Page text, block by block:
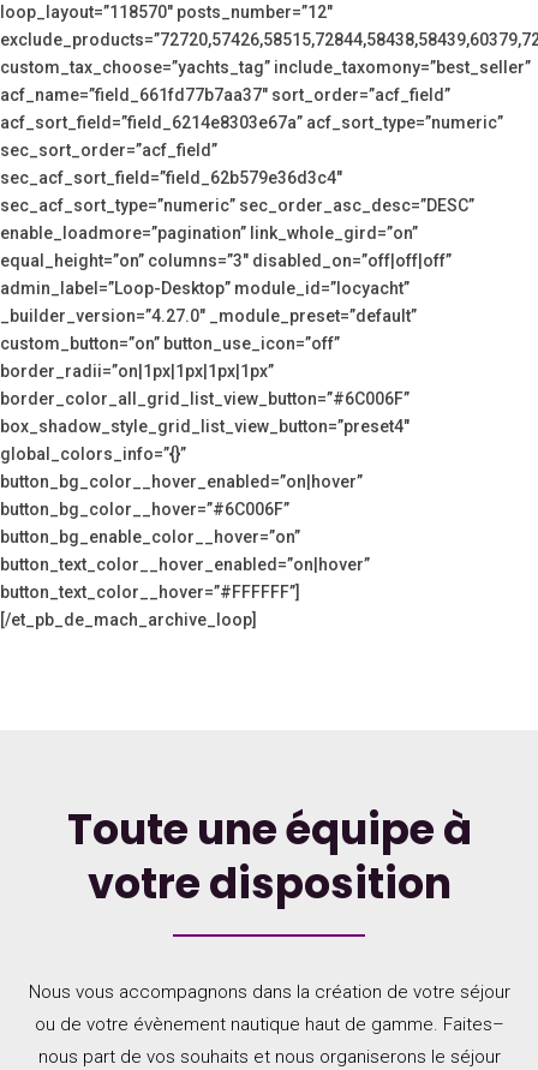
loop_layout=”118570″ posts_number=”12″
custom_tax_choose=”yachts_tag” include_taxomony=”best_seller”
acf_name=”field_661fd77b7aa37″ sort_order=”acf_field”
acf_sort_field=”field_6214e8303e67a” acf_sort_type=”numeric”
sec_sort_order=”acf_field”
sec_acf_sort_field=”field_62b579e36d3c4″
sec_acf_sort_type=”numeric” sec_order_asc_desc=”DESC”
enable_loadmore=”pagination” link_whole_gird=”on”
equal_height=”on” columns=”3″ disabled_on=”off|off|off”
admin_label=”Loop-Desktop” module_id=”locyacht”
_builder_version=”4.27.0″ _module_preset=”default”
custom_button=”on” button_use_icon=”off”
border_radii=”on|1px|1px|1px|1px”
border_color_all_grid_list_view_button=”#6C006F”
box_shadow_style_grid_list_view_button=”preset4″
global_colors_info=”{}”
button_bg_color__hover_enabled=”on|hover”
button_bg_color__hover=”#6C006F”
button_bg_enable_color__hover=”on”
button_text_color__hover_enabled=”on|hover”
button_text_color__hover=”#FFFFFF”]
[/et_pb_de_mach_archive_loop]
Toute une équipe à
votre disposition
Nous vous accompagnons dans la création de votre séjour
ou de votre évènement nautique haut de gamme. Faites–
nous part de vos souhaits et nous organiserons le séjour